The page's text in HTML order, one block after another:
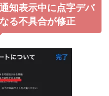
知表示中に点字デバ
る不具合が修正